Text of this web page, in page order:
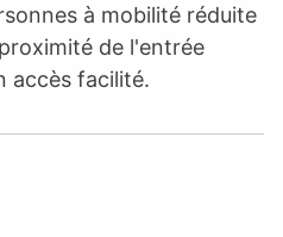
à mobilité réduite
de l'entrée
accès facilité.